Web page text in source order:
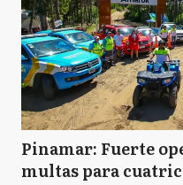
Pinamar: Fuerte
multas para